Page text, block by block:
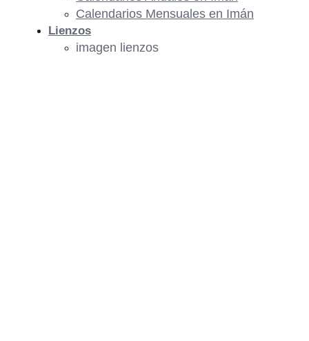
Calendarios Mensuales en Imán
Lienzos
imagen lienzos